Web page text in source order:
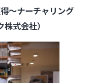
～ナーチャリング
式会社）